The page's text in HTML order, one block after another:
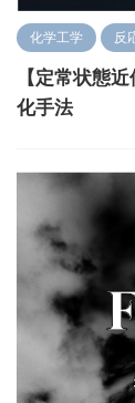
化学工学 反
【定常状態
化手法